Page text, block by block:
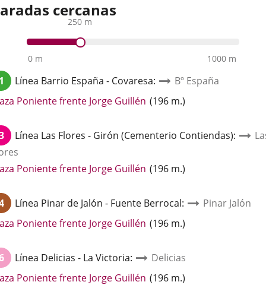
cercanas
0 m
250 m
1000 m
Línea Barrio España - Covaresa:
Bº España
Poniente frente Jorge Guillén Enlace
aplicación
(196 m.)
Línea Las Flores - Girón (Cementerio Contiendas):
Poniente frente Jorge Guillén Enlace
aplicación
externa.
(196 m.)
Línea Pinar de Jalón - Fuente Berrocal:
Pinar Jalón
Poniente frente Jorge Guillén Enlace
aplicación
externa.
(196 m.)
Línea Delicias - La Victoria:
Delicias
Poniente frente Jorge Guillén Enlace
(196 m.)